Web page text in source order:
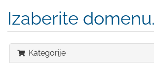
Izaberite
Kategorije